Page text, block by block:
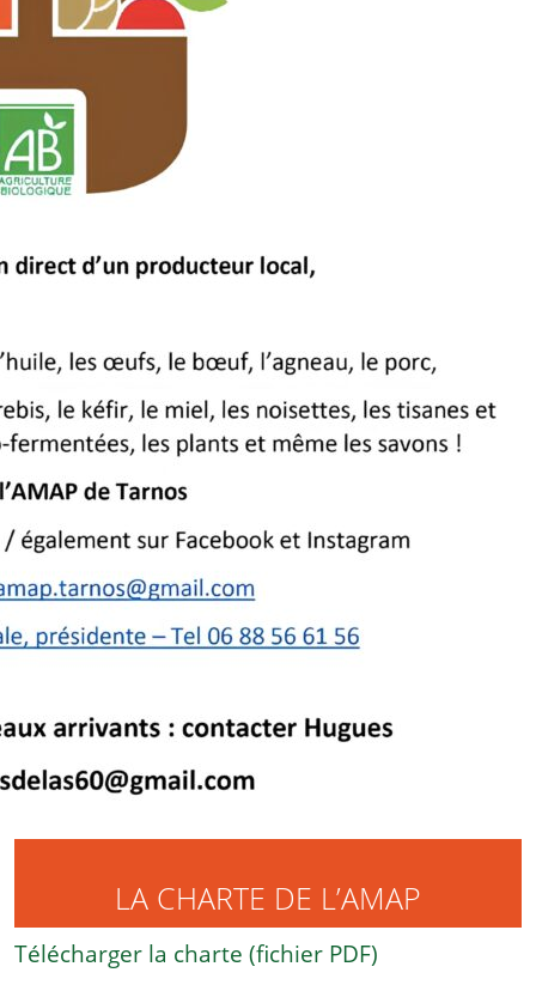
LA CHARTE DE L’AMAP
Télécharger la charte (fichier PDF)